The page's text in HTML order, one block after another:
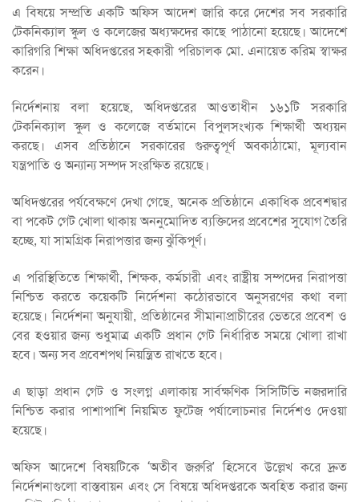
এ বিষয়ে সম্প্রতি একটি অফিস আদেশ জারি করে দেশের সব সরকারি
টেকনিক্যাল স্কুল ও কলেজের অধ্যক্ষদের কাছে পাঠানো হয়েছে। আদেশে
কারিগরি শিক্ষা অধিদপ্তরের সহকারী পরিচালক মো. এনায়েত করিম স্বাক্ষর
করেন।
নির্দেশনায় বলা হয়েছে, অধিদপ্তরের আওতাধীন ১৬১টি সরকারি
টেকনিক্যাল স্কুল ও কলেজে বর্তমানে বিপুলসংখ্যক শিক্ষার্থী অধ্যয়ন
করছে। এসব প্রতিষ্ঠানে সরকারের গুরুত্বপূর্ণ অবকাঠামো, মূল্যবান
যন্ত্রপাতি ও অন্যান্য সম্পদ সংরক্ষিত রয়েছে।
অধিদপ্তরের পর্যবেক্ষণে দেখা গেছে, অনেক প্রতিষ্ঠানে একাধিক প্রবেশদ্বার
বা পকেট গেট খোলা থাকায় অননুমোদিত ব্যক্তিদের প্রবেশের সুযোগ তৈরি
হচ্ছে, যা সামগ্রিক নিরাপত্তার জন্য ঝুঁকিপূর্ণ।
এ পরিস্থিতিতে শিক্ষার্থী, শিক্ষক, কর্মচারী এবং রাষ্ট্রীয় সম্পদের নিরাপত্তা
নিশ্চিত করতে কয়েকটি নির্দেশনা কঠোরভাবে অনুসরণের কথা বলা
হয়েছে। নির্দেশনা অনুযায়ী, প্রতিষ্ঠানের সীমানাপ্রাচীরের ভেতরে প্রবেশ ও
বের হওয়ার জন্য শুধুমাত্র একটি প্রধান গেট নির্ধারিত সময়ে খোলা রাখা
হবে। অন্য সব প্রবেশপথ নিয়ন্ত্রিত রাখতে হবে।
এ ছাড়া প্রধান গেট ও সংলগ্ন এলাকায় সার্বক্ষণিক সিসিটিভি নজরদারি
নিশ্চিত করার পাশাপাশি নিয়মিত ফুটেজ পর্যালোচনার নির্দেশও দেওয়া
হয়েছে।
অফিস আদেশে বিষয়টিকে ‘অতীব জরুরি’ হিসেবে উল্লেখ করে দ্রুত
নির্দেশনাগুলো বাস্তবায়ন এবং সে বিষয়ে অধিদপ্তরকে অবহিত করার জন্য